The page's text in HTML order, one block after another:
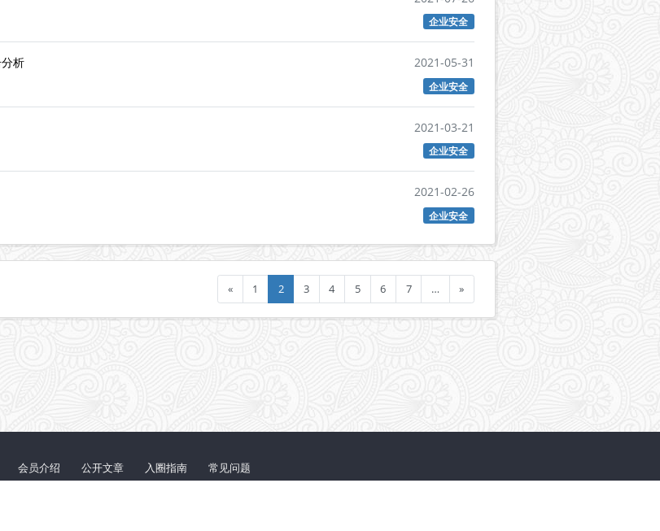
企业安全
析 2021-05-31
企业安全
2021-03-21
企业安全
2021-02-26
企业安全
« 1 2 3 4 5 6 7 … »
会员介绍 公开文章 入圈指南 常见问题